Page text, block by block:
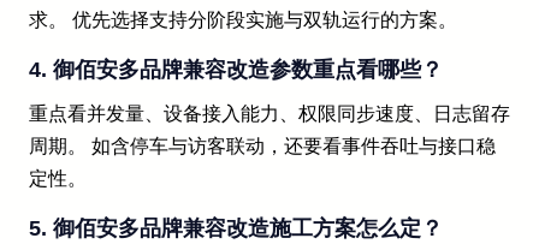
求。 优先选择支持分阶段实施与双轨运行的方案。
4. 御佰安多品牌兼容改造参数重点看哪些？
重点看并发量、设备接入能力、权限同步速度、日志留存
周期。 如含停车与访客联动，还要看事件吞吐与接口稳
定性。
5. 御佰安多品牌兼容改造施工方案怎么定？